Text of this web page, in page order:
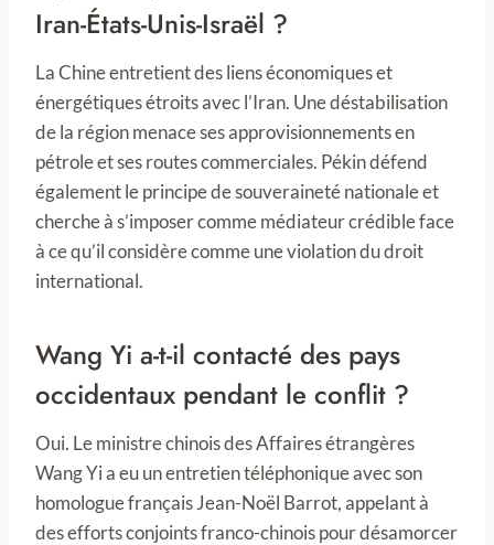
Iran-États-Unis-Israël ?
La Chine entretient des liens économiques et
énergétiques étroits avec l’Iran. Une déstabilisation
de la région menace ses approvisionnements en
pétrole et ses routes commerciales. Pékin défend
également le principe de souveraineté nationale et
cherche à s’imposer comme médiateur crédible face
à ce qu’il considère comme une violation du droit
international.
Wang Yi a-t-il contacté des pays
occidentaux pendant le conflit ?
Oui. Le ministre chinois des Affaires étrangères
Wang Yi a eu un entretien téléphonique avec son
homologue français Jean-Noël Barrot, appelant à
des efforts conjoints franco-chinois pour désamorcer